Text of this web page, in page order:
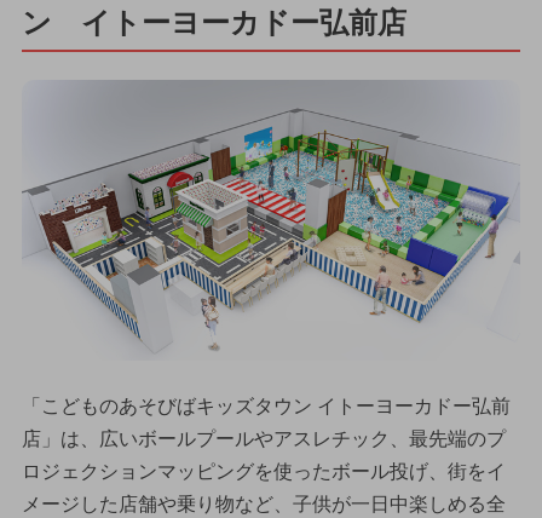
ン イトーヨーカドー弘前店
「こどものあそびばキッズタウン イトーヨーカドー弘前
店」は、広いボールプールやアスレチック、最先端のプ
ロジェクションマッピングを使ったボール投げ、街をイ
メージした店舗や乗り物など、子供が一日中楽しめる全